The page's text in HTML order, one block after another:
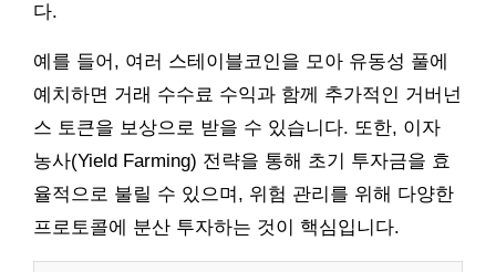
다.
예를 들어, 여러 스테이블코인을 모아 유동성 풀에
예치하면 거래 수수료 수익과 함께 추가적인 거버넌
스 토큰을 보상으로 받을 수 있습니다. 또한, 이자
농사(Yield Farming) 전략을 통해 초기 투자금을 효
율적으로 불릴 수 있으며, 위험 관리를 위해 다양한
프로토콜에 분산 투자하는 것이 핵심입니다.